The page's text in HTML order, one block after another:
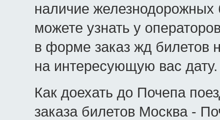
наличие
можете узнать у
в форме заказ жд билетов
на интересующую вас дату.
Как доехать до Почепа
заказа билетов Москва -